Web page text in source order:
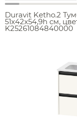
Duravit Ketho.2
51x42x54,9h см,
K25261084840000